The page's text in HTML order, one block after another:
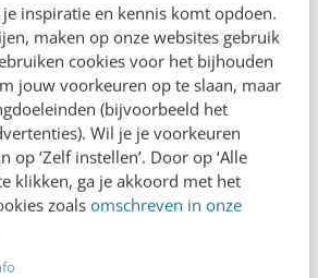
inspiratie en kennis komt opdoen.
maken op onze websites gebruik
cookies voor het bijhouden
jouw voorkeuren op te slaan, maar
(bijvoorbeeld het
Wil je je voorkeuren
op ‘Zelf instellen’. Door op ‘Alle
klikken, ga je akkoord met het
zoals omschreven in onze